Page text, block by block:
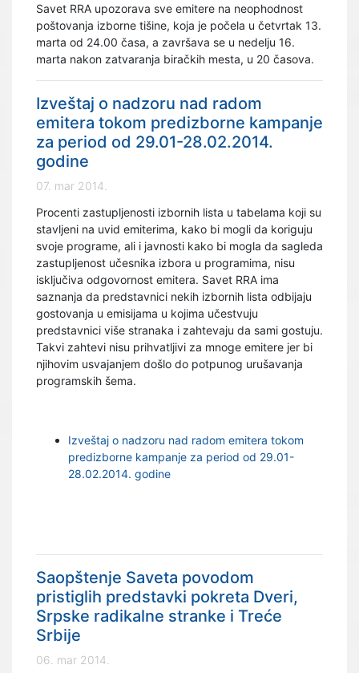
Savet RRA upozorava sve emitere na neophodnost
poštovanja izborne tišine, koja je počela u četvrtak 13.
marta od 24.00 časa, a završava se u nedelju 16.
marta nakon zatvaranja biračkih mesta, u 20 časova.
Izveštaj o nadzoru nad radom
emitera tokom predizborne kampanje
za period od 29.01-28.02.2014.
godine
07. mar 2014.
Procenti zastupljenosti izbornih lista u tabelama koji su
stavljeni na uvid emiterima, kako bi mogli da koriguju
svoje programe, ali i javnosti kako bi mogla da sagleda
zastupljenost učesnika izbora u programima, nisu
isključiva odgovornost emitera. Savet RRA ima
saznanja da predstavnici nekih izbornih lista odbijaju
gostovanja u emisijama u kojima učestvuju
predstavnici više stranaka i zahtevaju da sami gostuju.
Takvi zahtevi nisu prihvatljivi za mnoge emitere jer bi
njihovim usvajanjem došlo do potpunog urušavanja
programskih šema.
Izveštaj o nadzoru nad radom emitera tokom
predizborne kampanje za period od 29.01-
28.02.2014. godine
Saopštenje Saveta povodom
pristiglih predstavki pokreta Dveri,
Srpske radikalne stranke i Treće
Srbije
06. mar 2014.